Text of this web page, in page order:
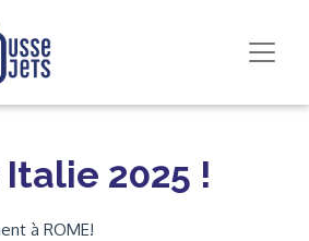
2025 !
à ROME!